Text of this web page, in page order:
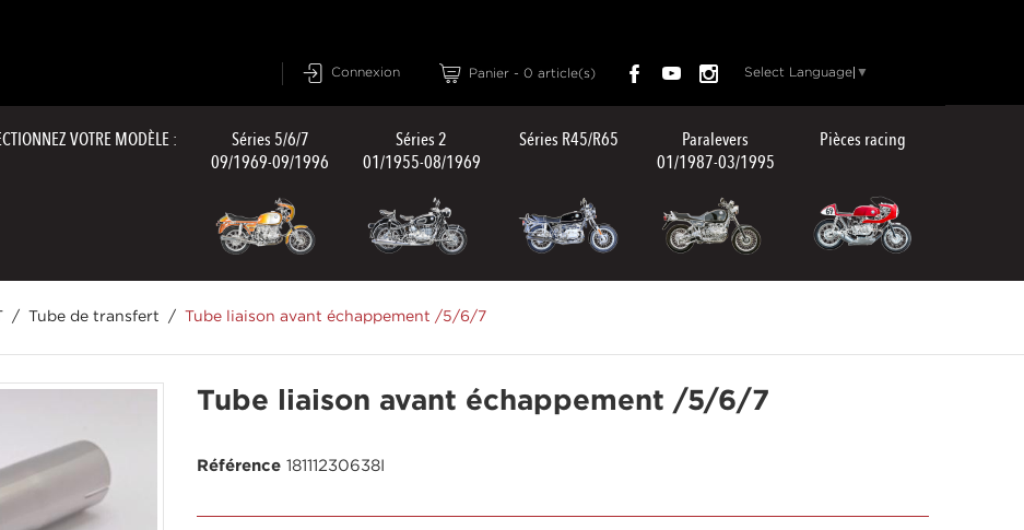
Connexion Panier - 0 article(s) Select Language ▼
VOTRE MODÈLE :
Séries 5/6/7
09/1969-09/1996
Séries 2
01/1955-08/1969
Séries R45/R65
Paralevers
01/1987-03/1995
Pièces racing
Tube de transfert Tube liaison avant échappement /5/6/7
Tube liaison avant échappement /5/6/7
Référence 18111230638I